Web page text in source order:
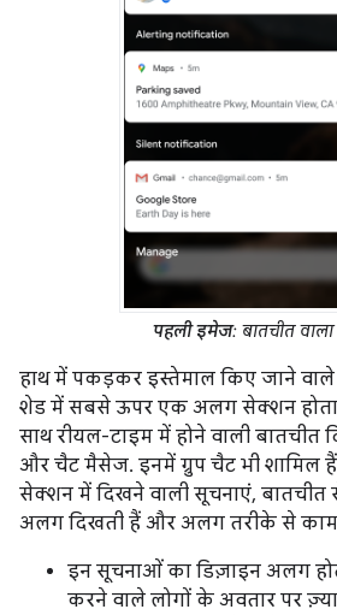
पहली इमेज: बातचीत
हाथ में पकड़कर इस्तेमाल किए जाने वाले
शेड में सबसे ऊपर एक अलग सेक्शन होता
साथ रीयल-टाइम में होने वाली
और चैट मैसेज. इनमें ग्रुप चैट भी शामिल
सेक्शन में दिखने वाली सूचनाएं,
अलग दिखती हैं और अलग तरीके से काम
इन सूचनाओं का डिज़ाइन अलग
करने वाले लोगों के अवतार पर